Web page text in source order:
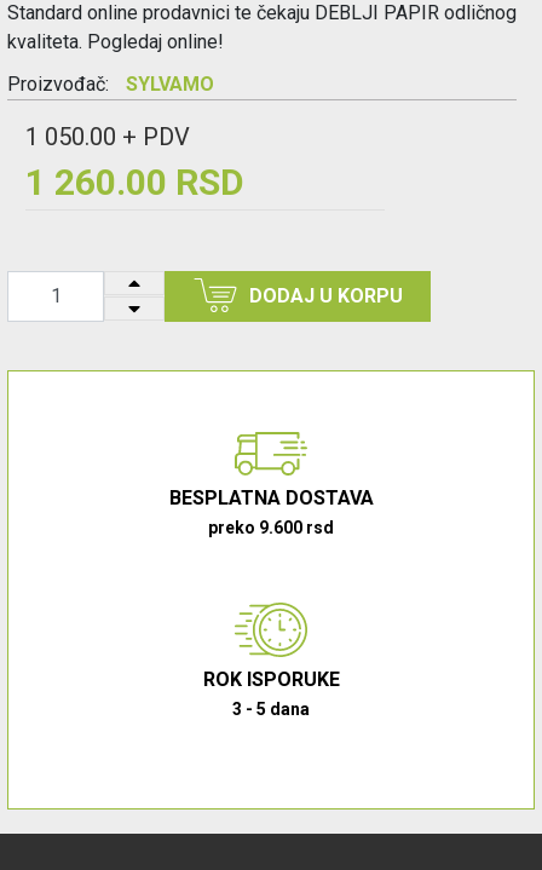
Standard online prodavnici te čekaju DEBLJI PAPIR odličnog
kvaliteta. Pogledaj online!
Proizvođač:
SYLVAMO
1 050.00 + PDV
1 260.00 RSD
DODAJ U KORPU
BESPLATNA DOSTAVA
preko 9.600 rsd
ROK ISPORUKE
3 - 5 dana